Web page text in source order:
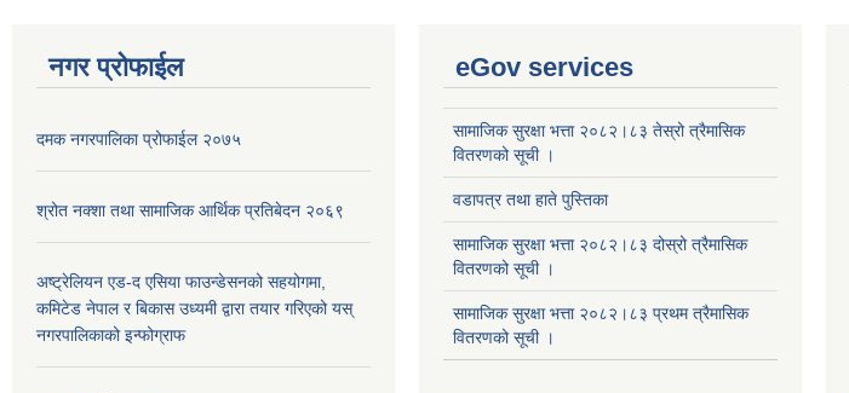
नगर प्रोफाईल
दमक नगरपालिका प्रोफाईल २०७५
श्रोत नक्शा तथा सामाजिक आर्थिक प्रतिबेदन २०६९
अष्ट्रेलियन एड-द एसिया फाउन्डेसनको सहयोगमा,
कमिटेड नेपाल र बिकास उध्यमी द्वारा तयार गरिएको यस्
नगरपालिकाको इन्फोग्राफ
eGov services
सामाजिक सुरक्षा भत्ता २०८२।८३ तेस्रो त्रैमासिक
वितरणको सूची ।
वडापत्र तथा हाते पुस्तिका
सामाजिक सुरक्षा भत्ता २०८२।८३ दोस्रो त्रैमासिक
वितरणको सूची ।
सामाजिक सुरक्षा भत्ता २०८२।८३ प्रथम त्रैमासिक
वितरणको सूची ।